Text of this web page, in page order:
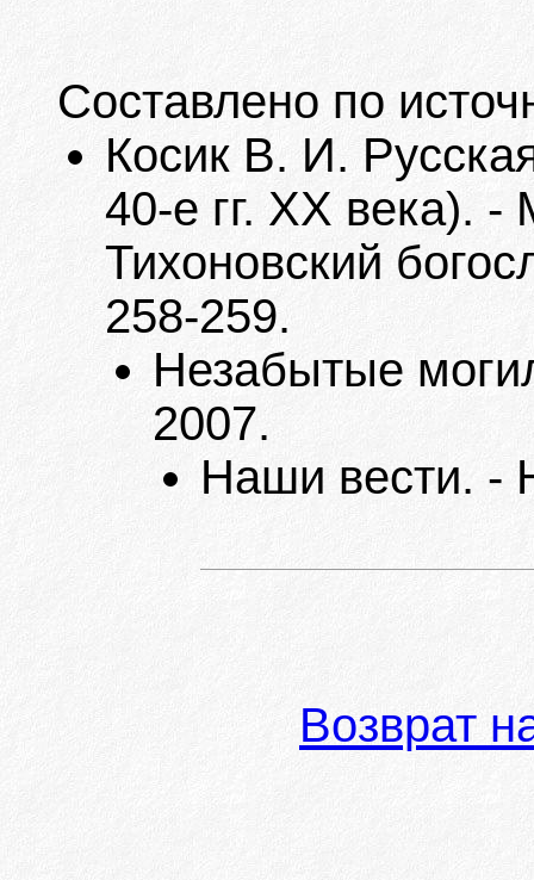
Составлено по
Косик В. И.
40-е гг. XX века).
Тихоновский
258-259.
Незабытые
2007.
Наши вести. -
Возврат